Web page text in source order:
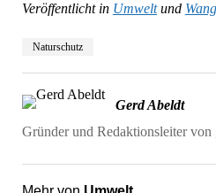
Veröffentlicht in Umweltund
Naturschutz
Gerd Abeldt
Gründer und Redaktionsleiter